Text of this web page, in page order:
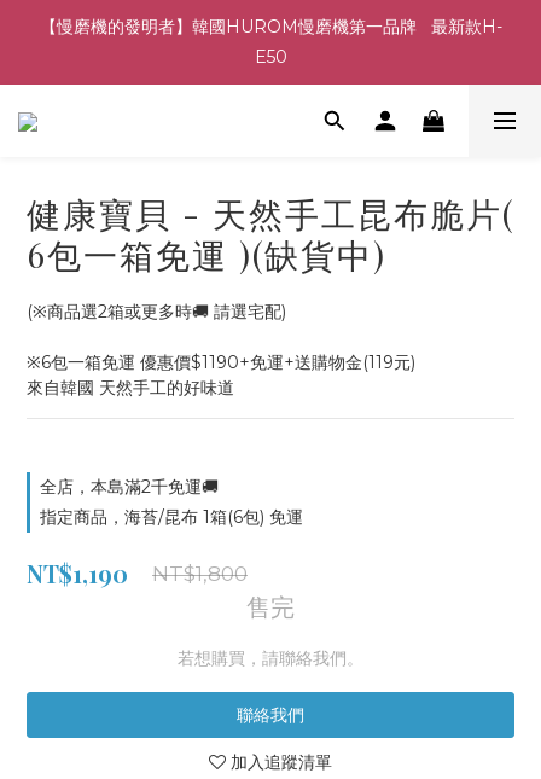
【慢磨機的發明者】韓國HUROM慢磨機第一品牌   最新款H-
E50
健康寶貝 - 天然手工昆布脆片(
6包一箱免運 )(缺貨中)
(※商品選2箱或更多時🚚 請選宅配)
※6包一箱免運 優惠價$1190+免運+送購物金(119元)
來自韓國 天然手工的好味道
全店，本島滿2千免運🚚
指定商品，海苔/昆布 1箱(6包) 免運
NT$1,190 NT$1,800
售完
若想購買，請聯絡我們。
聯絡我們
加入追蹤清單